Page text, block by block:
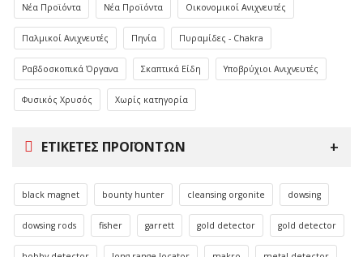
Νέα Προϊόντα Νέα Προϊόντα Οικονομικοί Ανιχνευτές
Παλμικοί Ανιχνευτές Πηνία Πυραμίδες - Chakra
Ραβδοσκοπικά Όργανα Σκαπτικά Είδη Υποβρύχιοι Ανιχνευτές
Φυσικός Χρυσός Χωρίς κατηγορία
ΕΤΙΚΈΤΕΣ ΠΡΟΪΌΝΤΩΝ
black magnet bounty hunter cleansing orgonite dowsing
dowsing rods fisher garrett gold detector gold detector